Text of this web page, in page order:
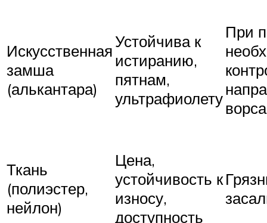
Искусственная
замша
(алькантара)
Устойчива к
истиранию,
пятнам,
ультрафиолету
При
ворса
Ткань
(полиэстер,
нейлон)
Цена,
устойчивость к
износу,
доступность